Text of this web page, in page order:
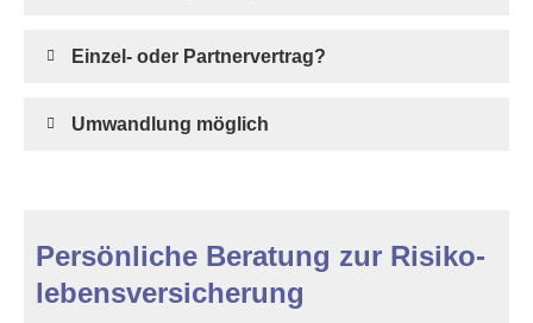
Einzel- oder Partnervertrag?
Umwandlung möglich
Persönliche Beratung zur Risiko­
lebens­ver­si­che­rung